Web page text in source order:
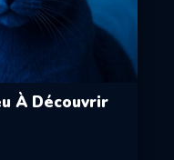
À Découvrir